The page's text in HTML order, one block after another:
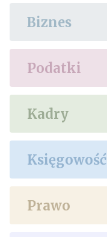
Biznes
Podatki
Kadry
Księgowość
Prawo